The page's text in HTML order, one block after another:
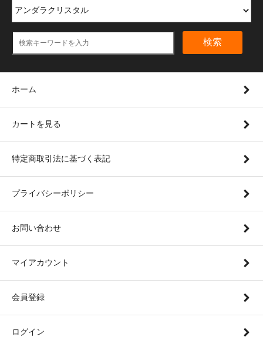
検索
ホーム
カートを見る
特定商取引法に基づく表記
プライバシーポリシー
お問い合わせ
マイアカウント
会員登録
ログイン